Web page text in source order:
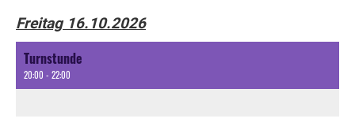
Freitag 16.10.2026
Turnstunde
20:00 - 22:00